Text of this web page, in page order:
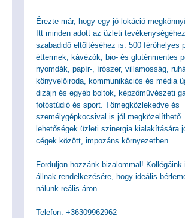
Érezte már, hogy egy jó lokáció
Itt minden adott az üzleti
szabadidő eltöltéséhez is. 500 férőhelyes
éttermek, kávézók, bio- és gluténmentes
nyomdák, papír-, írószer, villamosság,
könyvelőiroda, kommunikációs és média
dizájn és egyéb boltok, képzőművészeti
fotóstúdió és sport. Tömegközlekedve és
személygépkocsival is jól
lehetőségek üzleti szinergia kialakítására
cégek között, impozáns környezetben.
Forduljon hozzánk bizalommal! Kollégáink
állnak rendelkezésére, hogy ideális
nálunk reális áron.
Telefon: +36309962962